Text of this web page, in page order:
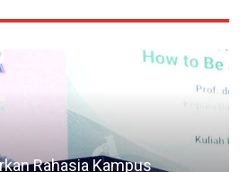
Rahasia Kampus